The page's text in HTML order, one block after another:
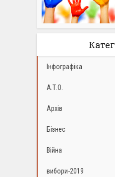
Інфографіка
А.Т.О.
Архів
Бізнес
Війна
вибори-2019